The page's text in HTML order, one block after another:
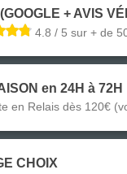
+ AVIS
4.8 / 5 sur + de
en 24H à 72H
en Relais dès 120€
CHOIX